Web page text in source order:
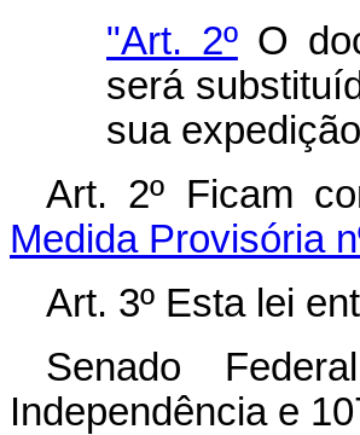
"Art. 2ºO
será
sua
Art. 2º Ficam
Medida Provisória
Art. 3º Esta lei
Senado
Independência e